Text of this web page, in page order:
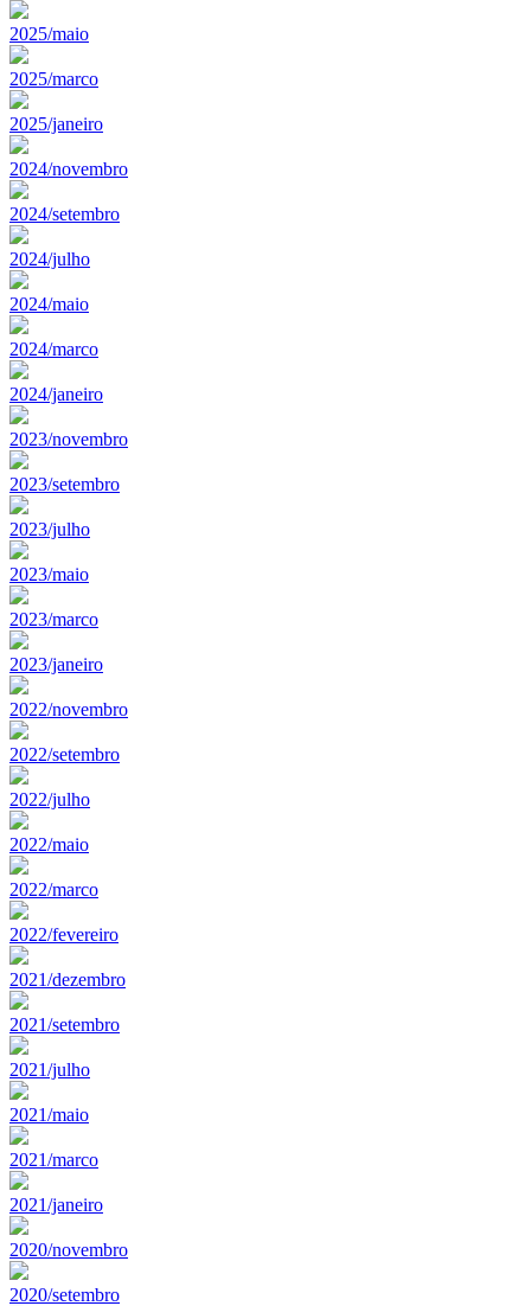
2025/maio
2025/marco
2025/janeiro
2024/novembro
2024/setembro
2024/julho
2024/maio
2024/marco
2024/janeiro
2023/novembro
2023/setembro
2023/julho
2023/maio
2023/marco
2023/janeiro
2022/novembro
2022/setembro
2022/julho
2022/maio
2022/marco
2022/fevereiro
2021/dezembro
2021/setembro
2021/julho
2021/maio
2021/marco
2021/janeiro
2020/novembro
2020/setembro